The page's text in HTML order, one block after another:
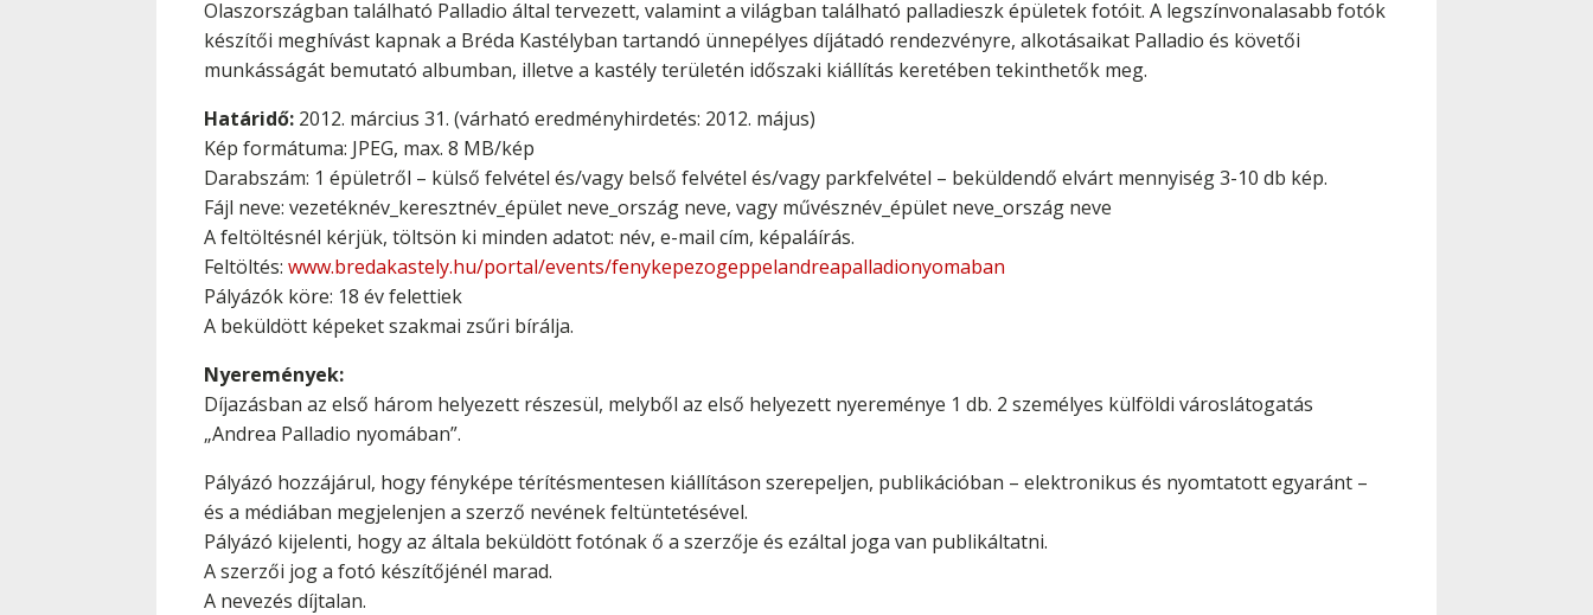
Olaszországban található Palladio által tervezett, valamint a világban található palladieszk épületek fotóit. A legszínvonalasabb fotók
készítői meghívást kapnak a Bréda Kastélyban tartandó ünnepélyes díjátadó rendezvényre, alkotásaikat Palladio és követői
munkásságát bemutató albumban, illetve a kastély területén időszaki kiállítás keretében tekinthetők meg.
Határidő: 2012. március 31. (várható eredményhirdetés: 2012. május)
Kép formátuma: JPEG, max. 8 MB/kép
Darabszám: 1 épületről – külső felvétel és/vagy belső felvétel és/vagy parkfelvétel – beküldendő elvárt mennyiség 3-10 db kép.
Fájl neve: vezetéknév_keresztnév_épület neve_ország neve, vagy művésznév_épület neve_ország neve
A feltöltésnél kérjük, töltsön ki minden adatot: név, e-mail cím, képaláírás.
Feltöltés: www.bredakastely.hu/portal/events/fenykepezogeppelandreapalladionyomaban
Pályázók köre: 18 év felettiek
A beküldött képeket szakmai zsűri bírálja.
Nyeremények:
Díjazásban az első három helyezett részesül, melyből az első helyezett nyereménye 1 db. 2 személyes külföldi városlátogatás
„Andrea Palladio nyomában”.
Pályázó hozzájárul, hogy fényképe térítésmentesen kiállításon szerepeljen, publikációban – elektronikus és nyomtatott egyaránt –
és a médiában megjelenjen a szerző nevének feltüntetésével.
Pályázó kijelenti, hogy az általa beküldött fotónak ő a szerzője és ezáltal joga van publikáltatni.
A szerzői jog a fotó készítőjénél marad.
A nevezés díjtalan.